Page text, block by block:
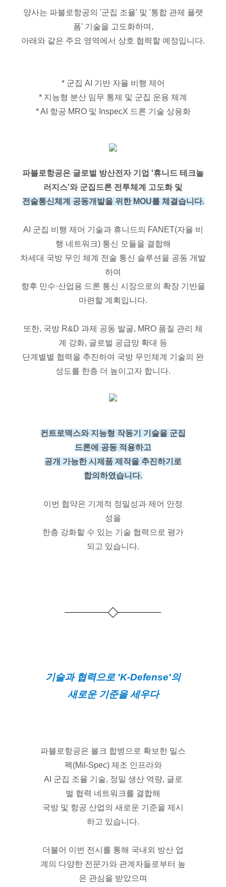
양사는 파블로항공의 '군집 조율' 및 '통합 관제 플랫
폼' 기술을 고도화하며,
아래와 같은 주요 영역에서 상호 협력할 예정입니다.
* 군집 AI 기반 자율 비행 제어
* 지능형 분산 임무 통제 및 군집 운용 체계
* AI 항공 MRO 및 InspecX 드론 기술 상용화
파블로항공은 글로벌 방산전자 기업 '휴니드 테크놀
러지스'와 군집드론 전투체계 고도화 및
전술통신체계 공동개발을 위한 MOU를 체결습니다.
AI 군집 비행 제어 기술과 휴니드의 FANET(자율 비
행 네트워크) 통신 모듈을 결합해
차세대 국방 무인 체계 전술 통신 솔루션을 공동 개발
하여
향후 민수·산업용 드론 통신 시장으로의 확장 기반을
마련할 계획입니다.
또한, 국방 R&D 과제 공동 발굴, MRO 품질 관리 체
계 강화, 글로벌 공급망 확대 등
단계별별 협력을 추진하여 국방 무인체계 기술의 완
성도를 한층 더 높이고자 합니다.
컨트로맥스와 지능형 작동기 기술을 군집
드론에 공동 적용하고
공개 가능한 시제품 제작을 추진하기로
합의하였습니다.
이번 협약은 기계적 정밀성과 제어 안정
성을
한층 강화할 수 있는 기술 협력으로 평가
되고 있습니다.
기술과 협력으로 'K-Defense'의
새로운 기준을 세우다
파블로항공은 볼크 합병으로 확보한 밀스
펙(Mil-Spec) 제조 인프라와
AI 군집 조율 기술, 정밀 생산 역량, 글로
벌 협력 네트워크를 결합해
국방 및 항공 산업의 새로운 기준을 제시
하고 있습니다.
더불어 이번 전시를 통해 국내외 방산 업
계의 다양한 전문가와 관계자들로부터 높
은 관심을 받았으며